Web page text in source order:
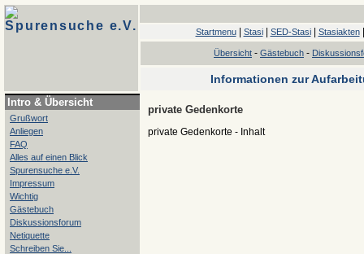
Spurensuche e.V. Startmenu| Stasi| SED-Stasi| Stasiakten
Übersicht - Gästebuch -
Informationen zur
Intro & Übersicht
Grußwort
Anliegen
FAQ
Alles auf einen Blick
Spurensuche e.V.
Impressum
Wichtig
Gästebuch
Diskussionsforum
Netiquette
Schreiben Sie...
private Gedenkorte
private Gedenkorte - Inhalt